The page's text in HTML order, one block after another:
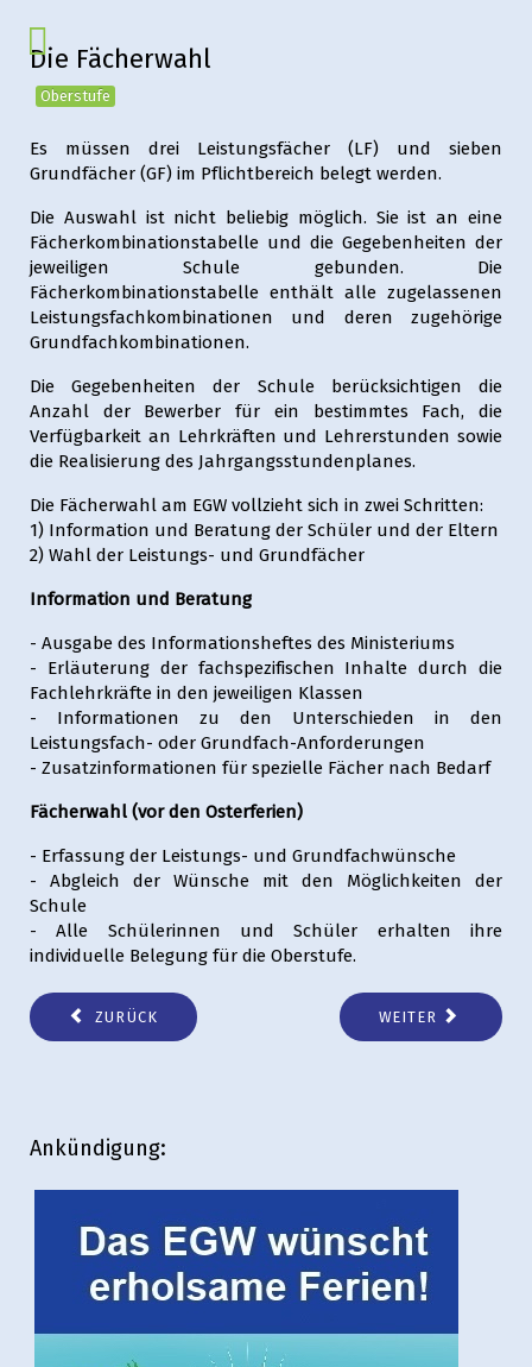
Die Fächerwahl
Oberstufe
Es müssen drei Leistungsfächer (LF) und sieben
Grundfächer (GF) im Pflichtbereich belegt werden.
Die Auswahl ist nicht beliebig möglich. Sie ist an eine
Fächerkombinationstabelle und die Gegebenheiten der
jeweiligen Schule gebunden. Die
Fächerkombinationstabelle enthält alle zugelassenen
Leistungsfachkombinationen und deren zugehörige
Grundfachkombinationen.
Die Gegebenheiten der Schule berücksichtigen die
Anzahl der Bewerber für ein bestimmtes Fach, die
Verfügbarkeit an Lehrkräften und Lehrerstunden sowie
die Realisierung des Jahrgangsstundenplanes.
Die Fächerwahl am EGW vollzieht sich in zwei Schritten:
1) Information und Beratung der Schüler und der Eltern
2) Wahl der Leistungs- und Grundfächer
Information und Beratung
- Ausgabe des Informationsheftes des Ministeriums
- Erläuterung der fachspezifischen Inhalte durch die
Fachlehrkräfte in den jeweiligen Klassen
- Informationen zu den Unterschieden in den
Leistungsfach- oder Grundfach-Anforderungen
- Zusatzinformationen für spezielle Fächer nach Bedarf
Fächerwahl (vor den Osterferien)
- Erfassung der Leistungs- und Grundfachwünsche
- Abgleich der Wünsche mit den Möglichkeiten der
Schule
- Alle Schülerinnen und Schüler erhalten ihre
individuelle Belegung für die Oberstufe.
ZURÜCK WEITER
Ankündigung: